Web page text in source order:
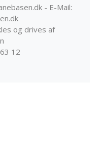
- E-Mail:
og drives af
12